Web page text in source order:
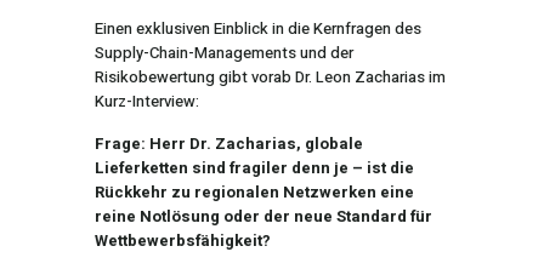
Einen exklusiven Einblick in die Kernfragen des
Supply-Chain-Managements und der
Risikobewertung gibt vorab Dr. Leon Zacharias im
Kurz-Interview:
Frage: Herr Dr. Zacharias, globale
Lieferketten sind fragiler denn je – ist die
Rückkehr zu regionalen Netzwerken eine
reine Notlösung oder der neue Standard für
Wettbewerbsfähigkeit?